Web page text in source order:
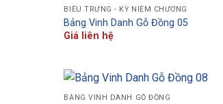
BIỂU TRƯNG - KỶ NIỆM CHƯƠNG
Bảng Vinh Danh Gỗ Đồng 05
Giá liên hệ
BẢNG VINH DANH GỖ ĐỒNG